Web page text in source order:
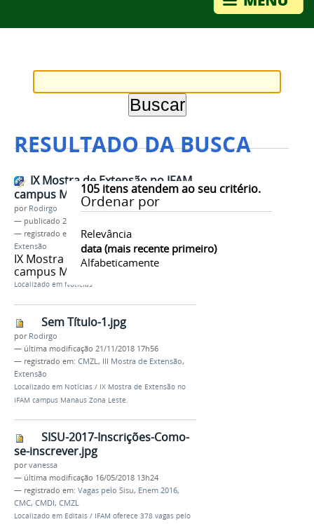
RESULTADO DA BUSCA
105itens atendem ao seu critério.
Ordenar por
Relevância
data (mais recente primeiro)
Alfabeticamente
IX Mostra de Extensão no IFAM
campus Manaus Zona Leste.
por Rodirgo
— publicado 21/11/2018
— registrado em:
CMZL,III Mostra de Extensão
Extensão
IX Mostra de Extensão no IFAM
campus Manaus Zona Leste.
Localizado em Notícias
Sem Título-1.jpg
por Rodirgo
— última modificação 21/11/2018 17h56
— registrado em: CMZL , III Mostra de Extensão,
Extensão
Localizado em Notícias / IX Mostra de Extensão no
IFAM campus Manaus Zona Leste.
SISU-2017-Inscrições-Como-
se-inscrever.jpg
porvanessa
— última modificação 16/05/2018 13h24
— registrado em: Vagas pelo Sisu, Enem 2016,
CMC, CMDI, CMZL
Localizado em Editais / IFAM oferece 378 vagas pelo